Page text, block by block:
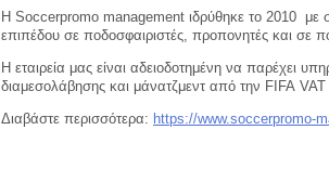
Η Soccerpromo management ιδρύθηκε το 2010 με
επιπέδου σε ποδοσφαιριστές, προπονητές και σε
Η εταιρεία μας είναι αδειοδοτημένη να παρέχει
διαμεσολάβησης και μάνατζμεντ από την FIFA
Διαβάστε περισσότερα: https://www.soccerpromo-